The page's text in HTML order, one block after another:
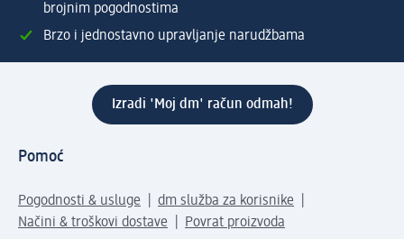
brojnim pogodnostima
Brzo i jednostavno upravljanje narudžbama
Izradi 'Moj dm' račun odmah!
Pomoć
Pogodnosti & usluge
dm služba za korisnike
Načini & troškovi dostave
Povrat proizvoda